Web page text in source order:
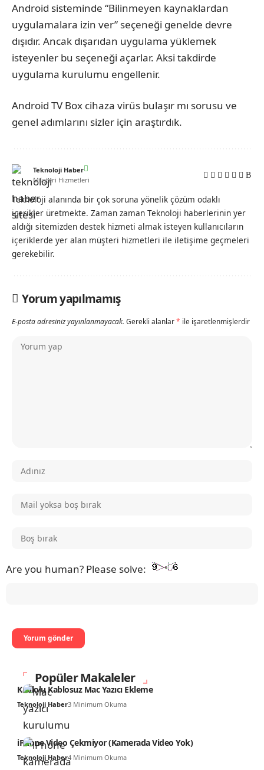
Android sisteminde “Bilinmeyen kaynaklardan
uygulamalara izin ver” seçeneği genelde devre
dışıdır. Ancak dışarıdan uygulama yüklemek
isteyenler bu seçeneği açarlar. Aksi takdirde
uygulama kurulumu engellenir.
Android TV Box cihaza virüs bulaşır mı sorusu ve
genel adımlarını sizler için araştırdık.
Teknoloji Haber
Müşteri Hizmetleri
Teknoloji alanında bir çok soruna yönelik çözüm odaklı
içerikler üretmekte. Zaman zaman Teknoloji haberlerinin yer
aldığı sitemizden destek hizmeti almak isteyen kullanıcıların
içeriklerde yer alan müşteri hizmetleri ile iletişime geçmeleri
gerekebilir.
Yorum yapılmamış
E-posta adresiniz yayınlanmayacak. Gerekli alanlar* ile işaretlenmişlerdir
Are you human? Please solve:
Popüler Makaleler
Kablolu Kablosuz Mac Yazıcı Ekleme
Teknoloji Haber3 Minimum Okuma
iPhone Video Çekmiyor (Kamerada Video Yok)
Teknoloji Haber4 Minimum Okuma